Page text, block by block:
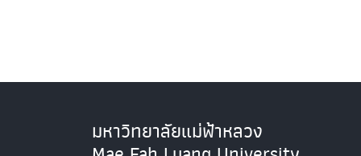
มหาวิทยาลัยแม่ฟ้าหลวง